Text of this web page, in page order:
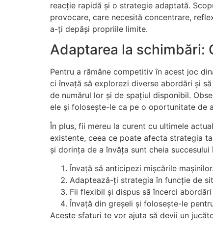
reacție rapidă și o strategie adaptată.
provocare, care necesită concentrare,
a-ți depăși propriile limite.
Adaptarea la schimbări:
Pentru a rămâne competitiv în acest joc
ci învață să explorezi diverse abordări și
de numărul lor și de spațiul disponibil.
ele și folosește-le ca pe o oportunitate de
În plus, fii mereu la curent cu ultimele
existente, ceea ce poate afecta strategia
și dorința de a învăța sunt cheia
Învață să anticipezi mișcările mașinilor.
Adaptează-ți strategia în funcție de
Fii flexibil și dispus să încerci abordări
Învață din greșeli și folosește-le
Aceste sfaturi te vor ajuta să devii un